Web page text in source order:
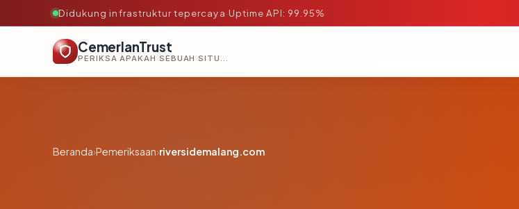
Didukung infrastruktur tepercaya·Uptime API: 99.95%
CemerlanTrust
PERIKSA APAKAH SEBUAH SITUS AMAN, TEPERCAYA, DAN TERVERIFIKASI DALAM HITUNGAN DETIK.
Beranda›Pemeriksaan›riversidemalang.com